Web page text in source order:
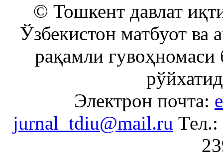
© Тошкент давлат
Ўзбекистон матбуот ва
рақамли
Электрон почта:
jurnal_tdiu@mail.ru